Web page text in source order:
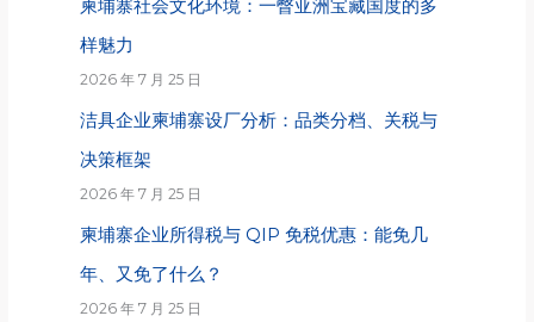
柬埔寨社会文化环境：一瞥亚洲宝藏国度的多
样魅力
2026 年 7 月 25 日
洁具企业柬埔寨设厂分析：品类分档、关税与
决策框架
2026 年 7 月 25 日
柬埔寨企业所得税与 QIP 免税优惠：能免几
年、又免了什么？
2026 年 7 月 25 日